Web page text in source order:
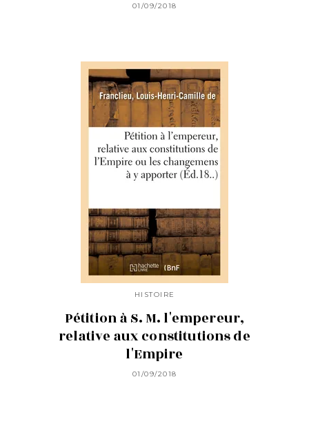
01/09/2018
HISTOIRE
Pétition à S. M. l'empereur,
relative aux constitutions de
l'Empire
01/09/2018